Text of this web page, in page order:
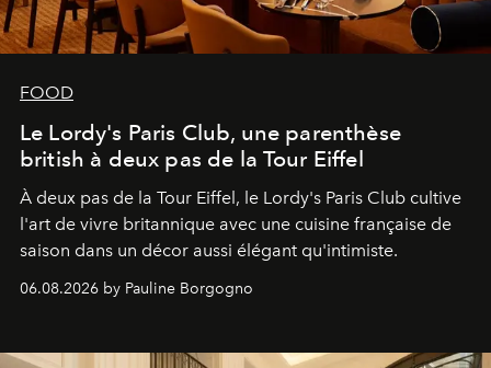
FOOD
Le Lordy's Paris Club, une parenthèse
british à deux pas de la Tour Eiffel
À deux pas de la Tour Eiffel, le Lordy's Paris Club cultive
l'art de vivre britannique avec une cuisine française de
saison dans un décor aussi élégant qu'intimiste.
06.08.2026 by Pauline Borgogno